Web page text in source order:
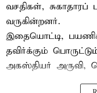
வசதிகள்,
வருகின்றனர்.
இதையொட்டி,
தவிர்க்கும்
அகஸ்தியர் அருவி,